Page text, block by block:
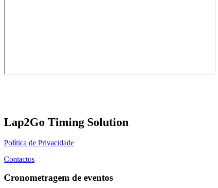
Lap2Go Timing Solution
Política de Privacidade
Contactos
Cronometragem de eventos